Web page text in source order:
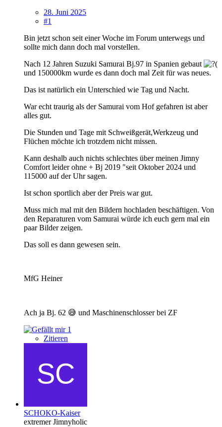
28. Juni 2025
#1
Bin jetzt schon seit einer Woche im Forum unterwegs und
sollte mich dann doch mal vorstellen.
Nach 12 Jahren Suzuki Samurai Bj.97 in Spanien gebaut
und 150000km wurde es dann doch mal Zeit für was neues.
Das ist natürlich ein Unterschied wie Tag und Nacht.
War echt traurig als der Samurai vom Hof gefahren ist aber
alles gut.
Die Stunden und Tage mit Schweißgerät,Werkzeug und
Flüchen möchte ich trotzdem nicht missen.
Kann deshalb auch nichts schlechtes über meinen Jimny
Comfort leider ohne + Bj 2019 "seit Oktober 2024 und
115000 auf der Uhr sagen.
Ist schon sportlich aber der Preis war gut.
Muss mich mal mit den Bildern hochladen beschäftigen. Von
den Reparaturen vom Samurai würde ich euch gern mal ein
paar Bilder zeigen.
Das soll es dann gewesen sein.
MfG Heiner
Ach ja Bj. 62 😅 und Maschinenschlosser bei ZF
1
Zitieren
SCHOKO-Kaiser
extremer Jimnyholic